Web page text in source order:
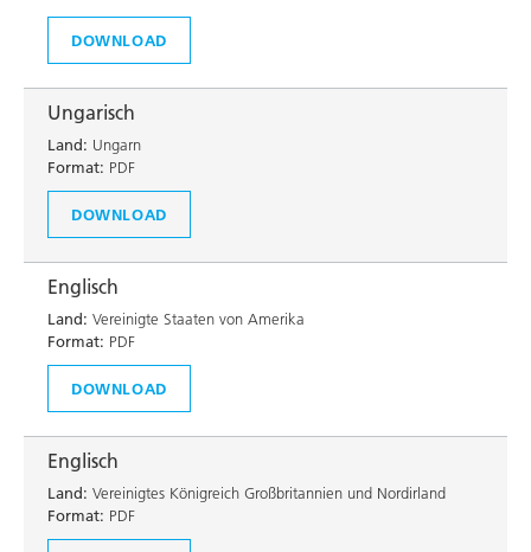
DOWNLOAD
Ungarisch
Land: Ungarn
Format: PDF
DOWNLOAD
Englisch
Land: Vereinigte Staaten von Amerika
Format: PDF
DOWNLOAD
Englisch
Land: Vereinigtes Königreich Großbritannien und Nordirland
Format: PDF